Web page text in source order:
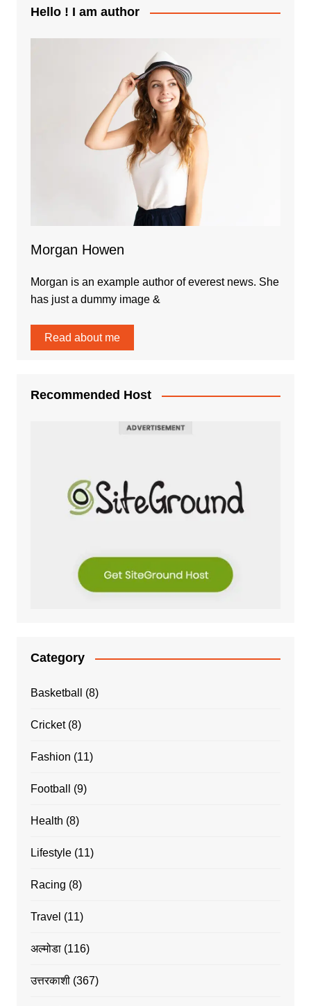
Hello ! I am author
Morgan Howen
Morgan is an example author of everest news. She
has just a dummy image &
Read about me
Recommended Host
Category
Basketball (8)
Cricket(8)
Fashion (11)
Football (9)
Health (8)
Lifestyle(11)
Racing (8)
Travel (11)
अल्मोडा(116)
उत्तरकाशी(367)